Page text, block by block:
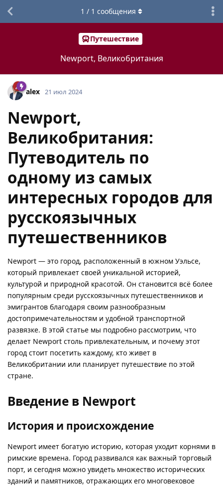
Путешествие
Newport, Великобритания
1 / 1 сообщения
alex 21 июл 2024
Newport,
Великобритания:
Путеводитель по
одному из самых
интересных городов для
русскоязычных
путешественников
Newport — это город, расположенный в южном Уэльсе,
который привлекает своей уникальной историей,
культурой и природной красотой. Он становится всё более
популярным среди русскоязычных путешественников и
эмигрантов благодаря своим разнообразным
достопримечательностям и удобной транспортной
развязке. В этой статье мы подробно рассмотрим, что
делает Newport столь привлекательным, и почему этот
город стоит посетить каждому, кто живет в
Великобритании или планирует путешествие по этой
стране.
Введение в Newport
История и происхождение
Newport имеет богатую историю, которая уходит корнями в
римские времена. Город развивался как важный торговый
порт, и сегодня можно увидеть множество исторических
зданий и памятников, отражающих его многовековое